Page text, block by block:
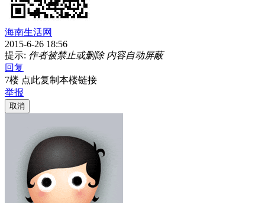
海南生活网
2015-6-26 18:56
提示: 作者被禁止或删除 内容自动屏蔽
回复
7楼 点此复制本楼链接
举报
取消